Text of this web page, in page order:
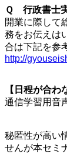
Ｑ 行政書士
開業に際して
務をお伝えは
合は下記を参
http://
【日程が合わ
通信学習用音
秘匿性が高い
せんが本セミ